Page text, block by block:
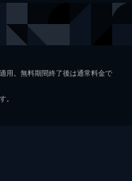
用。無料期間終了後は通常料金で